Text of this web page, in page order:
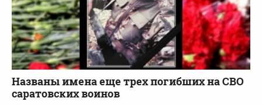
Названы имена еще трех погибших на СВО
саратовских воинов